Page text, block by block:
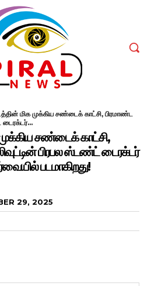
மிக முக்கிய சண்டைக் காட்சி, பிரமாண்ட
டைரக்டர்...
முக்கிய சண்டைக் காட்சி,
பிரபல ஸ்டண்ட் டைரக்டர்
படமாகிறது!
29, 2025